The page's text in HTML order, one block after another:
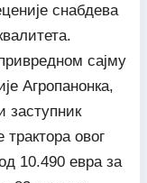
снабдева
сајму
Агропанонка,
заступник
овог
10.490 евра за